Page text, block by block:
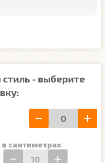
- выберите
сантиметрах